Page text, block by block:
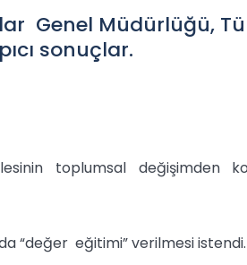
Genel Müdürlüğü,
sonuçlar.
toplumsal değişimden
“değer eğitimi” verilmesi istendi.